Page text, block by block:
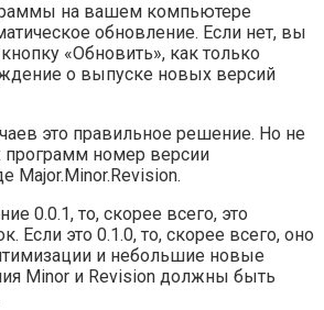
на вашем компьютере
обновление. Если нет, вы
«Обновить», как только
о выпуске новых версий
это правильное решение. Но не
программ номер версии
Major.Minor.Revision.
0.0.1, то, скорее всего, это
Если это 0.1.0, то, скорее всего, оно
и небольшие новые
Minor и Revision должны быть